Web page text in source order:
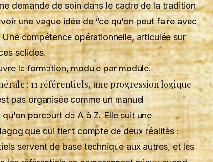
demande de soin dans le cadre de la tradition
une vague idée de “ce qu’on peut faire avec
Une compétence opérationnelle, articulée sur
solides.
la formation, module par module.
: 11 référentiels, une progression logique
pas organisée comme un manuel
parcourt de A à Z. Elle suit une
qui tient compte de deux réalités :
servent de base technique aux autres, et les